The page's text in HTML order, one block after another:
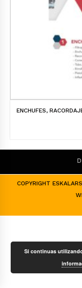
ENCHUFES,
COPYRIGHT
Si continuas